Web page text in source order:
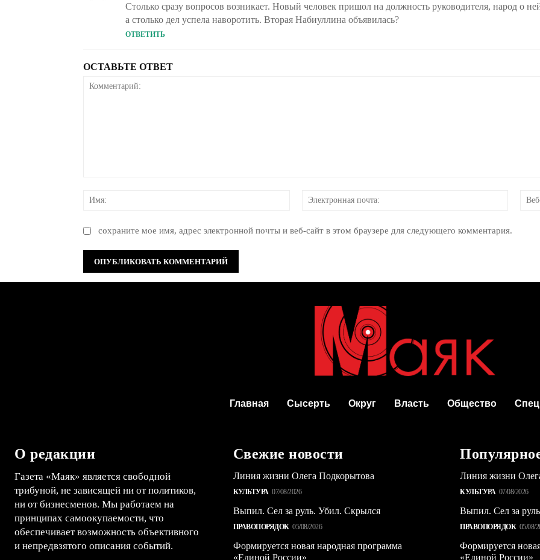
Столько сразу вопросов возникает. Новый человек пришол на должность руководителя, народ о
а столько дел успела наворотить. Вторая Набиуллина объявилась?
ОТВЕТИТЬ
ОСТАВЬТЕ ОТВЕТ
Имя:
сохраните мое имя, адрес электронной почты и веб-сайт в этом браузере для следующего комментария.
Главная Сысерть Округ Власть Общество
О редакции
Газета «Маяк» является свободной
трибуной, не зависящей ни от политиков,
ни от бизнесменов. Мы работаем на
принципах самоокупаемости, что
обеспечивает возможность объективного
и непредвзятого описания событий.
Свежие новости
Линия жизни Олега Подкорытова
КУЛЬТУРА 07/08/2026
Выпил. Сел за руль. Убил. Скрылся
ПРАВОПОРЯДОК 05/08/2026
Формируется новая народная программа
«Единой России»
Линия жизни
КУЛЬТУРА 07/08/2026
Выпил. Сел за
ПРАВОПОРЯДОК 05/08/
Формируется
«Единой России»